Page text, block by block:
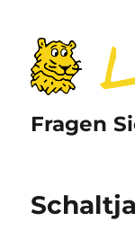
Fragen